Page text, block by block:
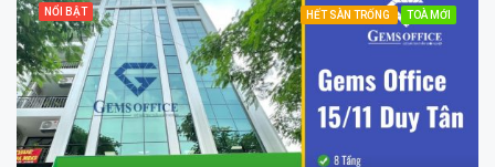
NỔI BẬT HẾT SÀN TRỐNG TOÀ MỚI